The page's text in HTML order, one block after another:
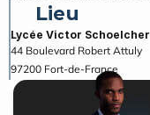
Lieu
Lycée Victor Schoelcher
44 Boulevard Robert Attuly
97200 Fort-de-France